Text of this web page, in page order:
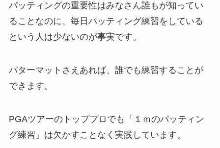
パッティングの重要性はみなさん誰もが知ってい
ることなのに、毎日パッティング練習をしている
という人は少ないのが事実です。
パターマットさえあれば、誰でも練習することが
できます。
PGAツアーのトッププロでも「 １ｍのパッティン
グ練習 」は欠かすことなく実践しています。